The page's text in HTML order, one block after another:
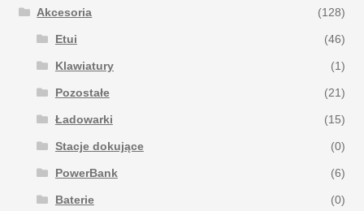
Akcesoria (128)
Etui (46)
Klawiatury (1)
Pozostałe (21)
Ładowarki (15)
Stacje dokujące (0)
PowerBank (6)
Baterie (0)